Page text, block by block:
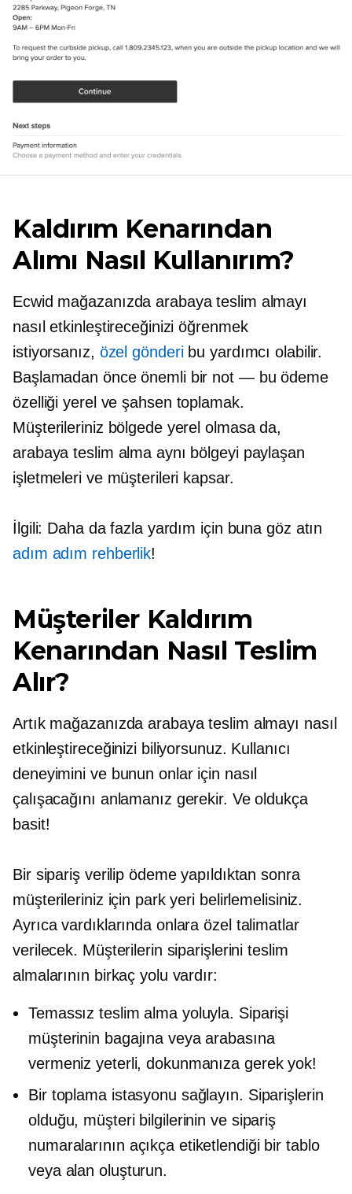
Kaldırım Kenarından
Alımı Nasıl Kullanırım?
Ecwid mağazanızda arabaya teslim almayı
nasıl etkinleştireceğinizi öğrenmek
istiyorsanız, özel gönderibu yardımcı olabilir.
Başlamadan önce önemli bir not — bu ödeme
özelliği yerel veşahsen toplamak.
Müşterileriniz bölgede yerel olmasa da,
arabaya teslim alma aynı bölgeyi paylaşan
işletmeleri ve müşterileri kapsar.
İlgili: Daha da fazla yardım için buna göz atın
adım adım rehberlik!
Müşteriler Kaldırım
Kenarından Nasıl Teslim
Alır?
Artık mağazanızda arabaya teslim almayı nasıl
etkinleştireceğinizi biliyorsunuz. Kullanıcı
deneyimini ve bunun onlar için nasıl
çalışacağını anlamanız gerekir. Ve oldukça
basit!
Bir sipariş verilip ödeme yapıldıktan sonra
müşterileriniz için park yeri belirlemelisiniz.
Ayrıca vardıklarında onlara özel talimatlar
verilecek. Müşterilerin siparişlerini teslim
almalarının birkaç yolu vardır:
Temassız teslim alma yoluyla. Siparişi
müşterinin bagajına veya arabasına
vermeniz yeterli, dokunmanıza gerek yok!
Bir toplama istasyonu sağlayın. Siparişlerin
olduğu, müşteri bilgilerinin ve sipariş
numaralarının açıkça etiketlendiği bir tablo
veya alan oluşturun.